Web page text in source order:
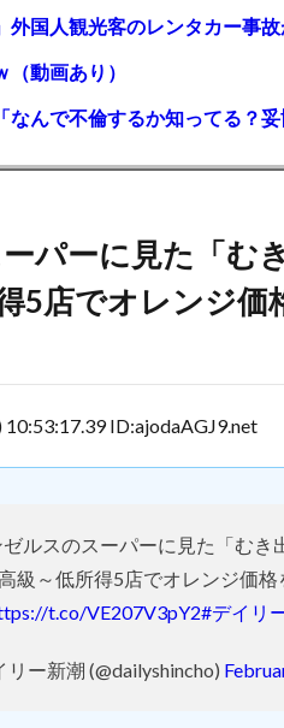
動画あり）
パーに見た「む
5店でオレンジ
ID:ajodaAGJ9.net
ルスのスーパーに見た「むき
級～低所得5店でオレンジ価格
t.co/VE207V3pY2#デイリ
リー新潮 (@dailyshincho)